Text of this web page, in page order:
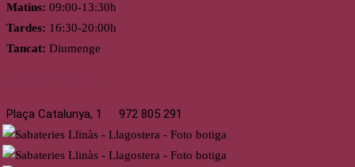
Matins: 09:00-13:30h
Tardes: 16:30-20:00h
Tancat: Diumenge
Plaça Catalunya, 1 972 805 291